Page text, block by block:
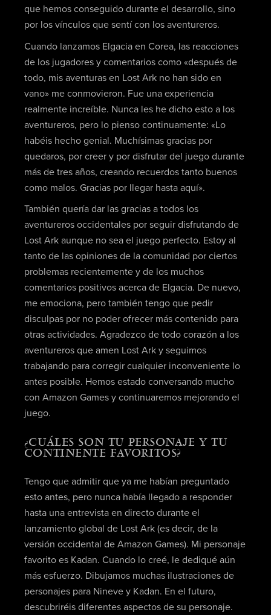
que hemos conseguido durante el desarrollo, sino
por los vínculos que sentí con los aventureros.
Cuando lanzamos Elgacia en Corea, las reacciones
de los jugadores y comentarios como «después de
todo, mis aventuras en Lost Ark no han sido en
vano» me conmovieron. Fue una experiencia
realmente increíble. Nunca les he dicho esto a los
aventureros, pero lo pienso continuamente: «Lo
habéis hecho genial. Muchísimas gracias por
quedaros, por creer y por disfrutar del juego durante
más de tres años, creando recuerdos tanto buenos
como malos. Gracias por llegar hasta aquí».
También quería dar las gracias a todos los
aventureros occidentales por seguir disfrutando de
Lost Ark aunque no sea el juego perfecto. Estoy al
tanto de las opiniones de la comunidad por ciertos
problemas recientemente y de los muchos
comentarios positivos acerca de Elgacia. De nuevo,
me emociona, pero también tengo que pedir
disculpas por no poder ofrecer más contenido para
otras actividades. Agradezco de todo corazón a los
aventureros que amen Lost Ark y seguimos
trabajando para corregir cualquier inconveniente lo
antes posible. Hemos estado conversando mucho
con Amazon Games y continuaremos mejorando el
juego.
¿CUÁLES SON TU PERSONAJE Y TU
CONTINENTE FAVORITOS?
Tengo que admitir que ya me habían preguntado
esto antes, pero nunca había llegado a responder
hasta una entrevista en directo durante el
lanzamiento global de Lost Ark (es decir, de la
versión occidental de Amazon Games). Mi personaje
favorito es Kadan. Cuando lo creé, le dediqué aún
más esfuerzo. Dibujamos muchas ilustraciones de
personajes para Nineve y Kadan. En el futuro,
descubriréis diferentes aspectos de su personaje.